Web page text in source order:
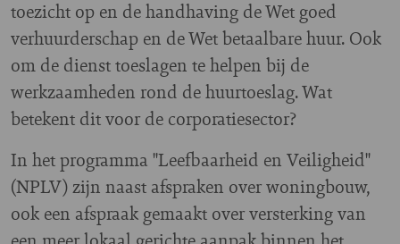
toezicht op en de handhaving de Wet goed
verhuurderschap en de Wet betaalbare huur. Ook
om de dienst toeslagen te helpen bij de
werkzaamheden rond de huurtoeslag. Wat
betekent dit voor de corporatiesector?
In het programma "Leefbaarheid en Veiligheid"
(NPLV) zijn naast afspraken over woningbouw,
ook een afspraak gemaakt over versterking van